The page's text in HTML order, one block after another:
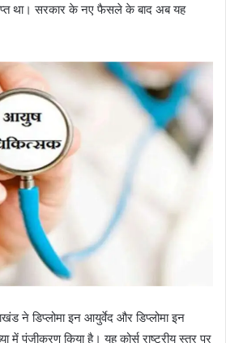
था। सरकार के नए फैसले के बाद अब यह
ने डिप्लोमा इन आयुर्वेद और डिप्लोमा इन
में पंजीकरण किया है। यह कोर्स राष्ट्रीय स्तर पर